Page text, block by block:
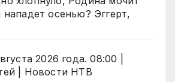
осенью? Эггерт,
2026 года. 08:00 |
| Новости НТВ